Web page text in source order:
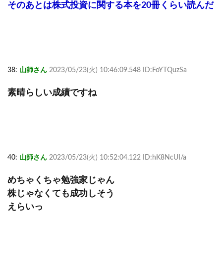
そのあとは株式投資に関する本を20冊くらい読んだ
38: 山師さん 2023/05/23(火) 10:46:09.548 ID:FoYTQuzSa
素晴らしい成績ですね
40: 山師さん 2023/05/23(火) 10:52:04.122 ID:hK8NcUI/a
めちゃくちゃ勉強家じゃん
株じゃなくても成功しそう
えらいっ